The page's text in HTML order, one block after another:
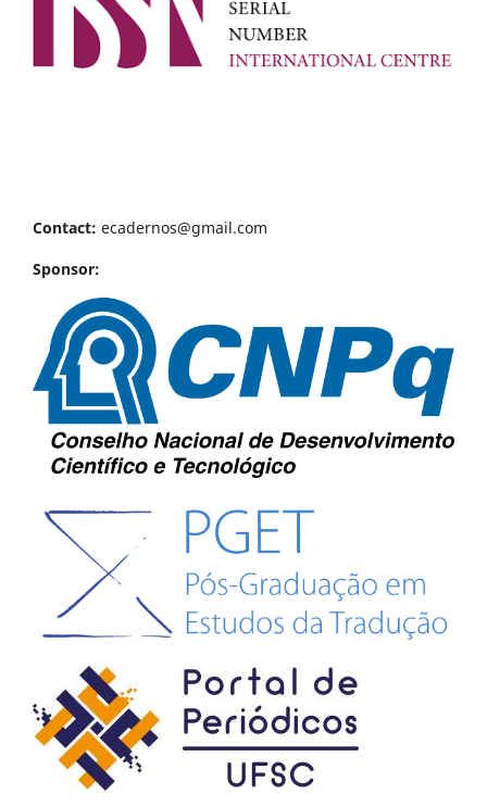
Contact: ecadernos@gmail.com
Sponsor: